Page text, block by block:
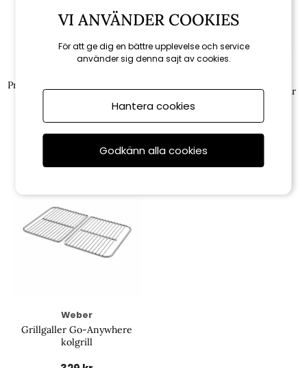
Premiumväska Go-Anywhere -
499 kr
Portabelt redskapsset 2-delar
499 kr
Weber
Grillgaller Go-Anywhere
kolgrill
VI ANVÄNDER COOKIES
För att ge dig en bättre upplevelse och service
använder sig denna sajt av cookies.
Hantera cookies
Godkänn alla cookies